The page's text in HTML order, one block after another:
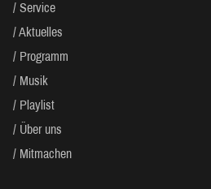
Service
Aktuelles
Programm
Musik
Playlist
Über uns
Mitmachen